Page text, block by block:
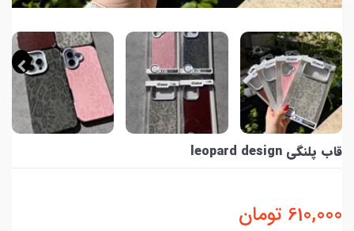
قاب پلنگی leopard design
610,000 تومان